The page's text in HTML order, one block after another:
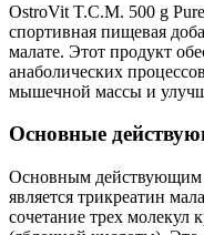
OstroVit T.C.M. 500 g
спортивная пищевая
малате. Этот продукт
анаболических
мышечной массы и
Основные
Основным действующим
является трикреатин
сочетание трех молекул